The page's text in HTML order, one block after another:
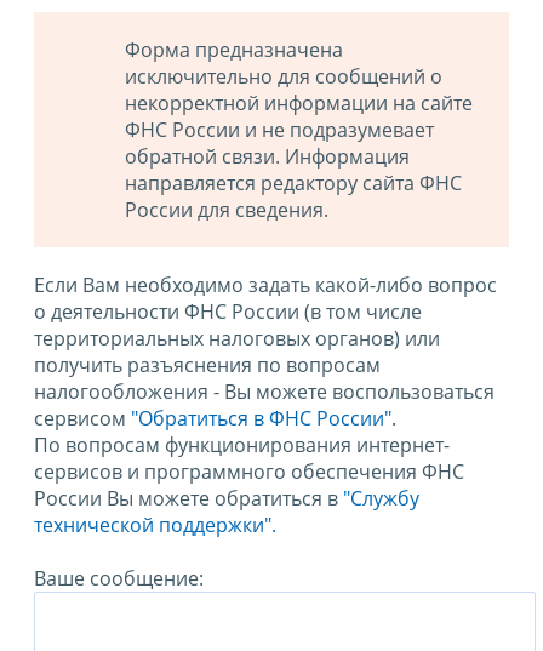
Форма предназначена
исключительно для сообщений о
некорректной информации на сайте
ФНС России и не подразумевает
обратной связи. Информация
направляется редактору сайта ФНС
России для сведения.
Если Вам необходимо задать какой-либо вопрос
о деятельности ФНС России (в том числе
территориальных налоговых органов) или
получить разъяснения по вопросам
налогообложения - Вы можете воспользоваться
сервисом "Обратиться в ФНС России".
По вопросам функционирования интернет-
сервисов и программного обеспечения ФНС
России Вы можете обратиться в "Службу
технической поддержки".
Ваше сообщение: